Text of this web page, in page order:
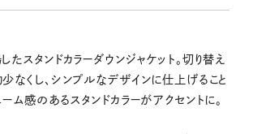
たスタンドカラーダウンジャケット。切り替え
なくし、シンプルなデザインに仕上げること
ーム感のあるスタンドカラーがアクセントに。